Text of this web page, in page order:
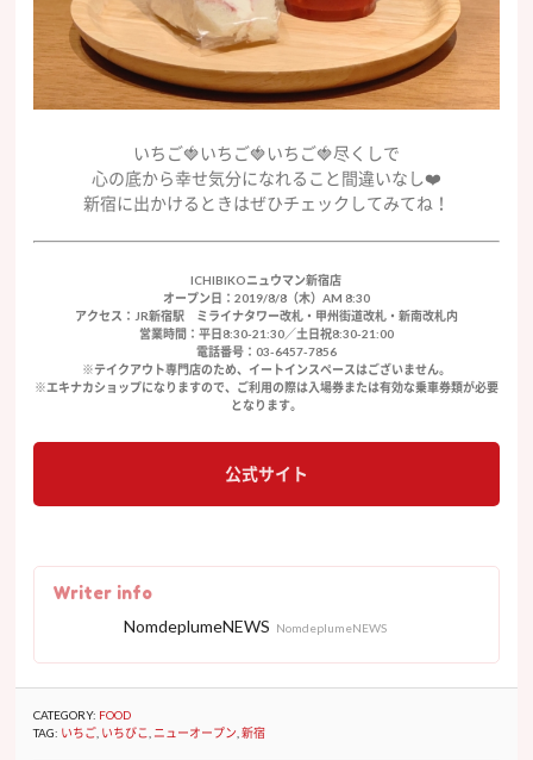
いちご🍓いちご🍓いちご🍓尽くしで
心の底から幸せ気分になれること間違いなし❤️
新宿に出かけるときはぜひチェックしてみてね！
ICHIBIKOニュウマン新宿店
オープン日：2019/8/8（木）AM 8:30
アクセス：JR新宿駅 ミライナタワー改札・甲州街道改札・新南改札内
営業時間：平日8:30-21:30／土日祝8:30-21:00
電話番号：03-6457-7856
※テイクアウト専門店のため、イートインスペースはございません。
※エキナカショップになりますので、ご利用の際は入場券または有効な乗車券類が必要
となります。
公式サイト
Writer info
NomdeplumeNEWS NomdeplumeNEWS
CATEGORY: FOOD
TAG: いちご いちびこ ニューオープン ,新宿